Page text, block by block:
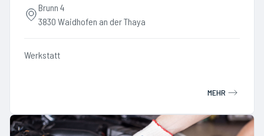
Brunn 4
3830 Waidhofen an der Thaya
Werkstatt
MEHR